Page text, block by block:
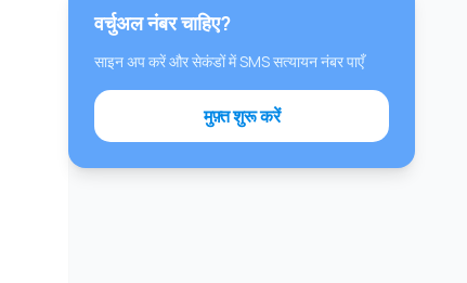
वर्चुअल नंबर चाहिए?
साइन अप करें और सेकंडों में SMS सत्यायन नंबर पाएँ
मुफ़्त शुरू करें